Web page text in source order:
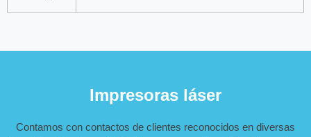
Impresoras láser
Contamos con contactos de clientes reconocidos en diversas